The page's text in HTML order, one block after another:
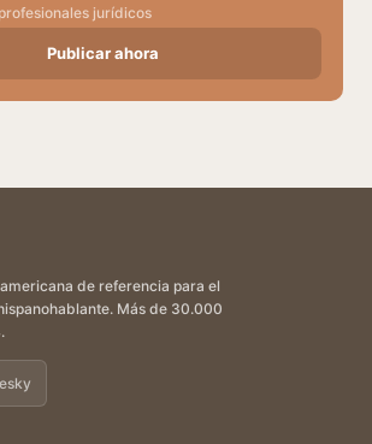
jurídicos
Publicar ahora
de referencia para el
Más de 30.000